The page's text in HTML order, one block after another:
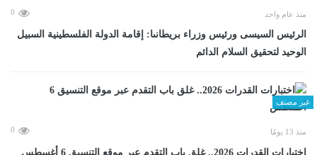
منذ عام واحد 0
الرئيس السيسى ورئيس وزراء بريطانىا: إقامة الدولة الفلسطينية السبيل
الوحيد لتحقيق السلام الدائم
غير مصنف
منذ 13 يومًا 0
اختبارات القدرات 2026.. غلق باب التقدم عبر موقع التنسيق 6 أغسطس